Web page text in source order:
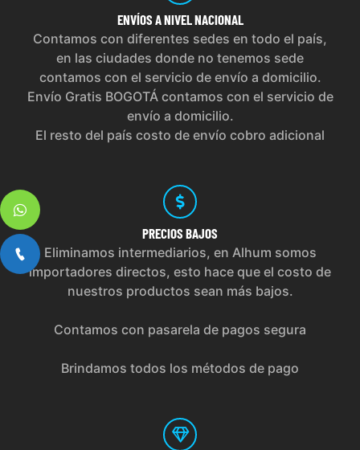
ENVÍOS A NIVEL NACIONAL
Contamos con diferentes sedes en todo el país,
en las ciudades donde no tenemos sede
contamos con el servicio de envío a domicilio.
Envío Gratis BOGOTÁ contamos con el servicio de
envío a domicilio.
El resto del país costo de envío cobro adicional
PRECIOS BAJOS
Eliminamos intermediarios, en Alhum somos
importadores directos, esto hace que el costo de
nuestros productos sean más bajos.
Contamos con pasarela de pagos segura
Brindamos todos los métodos de pago